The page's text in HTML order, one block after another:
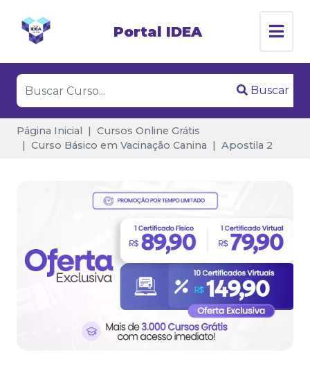
Portal IDEA
Buscar
Página Inicial
Cursos Online Grátis
Curso Básico em Vacinação Canina
Apostila 2